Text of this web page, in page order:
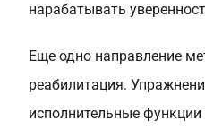
нарабатывать
Еще одно направление
реабилитация.
исполнительные